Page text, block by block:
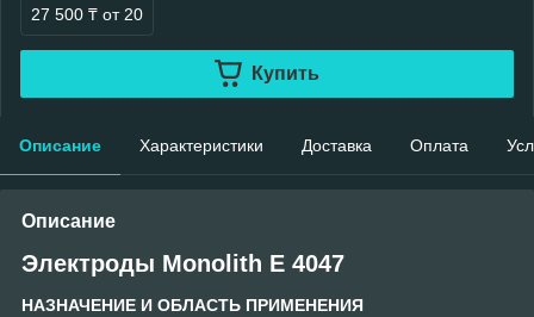
27 500 ₸ от 20
Купить
Описание Характеристики Доставка Оплата
Описание
Электроды Monolith E 4047
НАЗНАЧЕНИЕ И ОБЛАСТЬ ПРИМЕНЕНИЯ